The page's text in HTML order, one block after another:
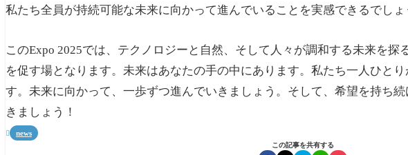
私たち全員が持続可能な未来に向かって進んでいることを実感できるでしょ
このExpo 2025では、テクノロジーと自然、そして人々が調和する未来を探
を促す場となります。未来はあなたの手の中にあります。私たち一人ひと
す。未来に向かって、一歩ずつ進んでいきましょう。そして、希望を持ち
きましょう！
 news
この記事を共有する